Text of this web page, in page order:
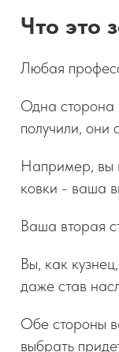
Что это
Любая
Одна сторона
получили, они
Например, вы
ковки - ваша
Ваша вторая
Вы, как
даже став
Обе стороны
выбрать